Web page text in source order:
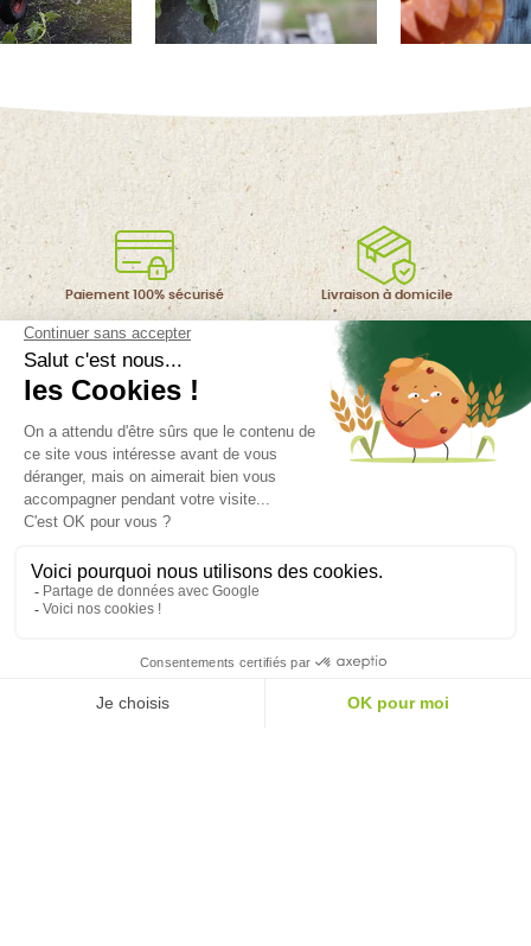
Paiement 100% sécurisé Livraison à domicile
Un support à votre écoute Grainetierdepuis 1743
La newsletter qui fait pousser
Inscrivez-vous